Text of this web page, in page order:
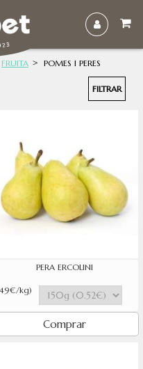
FRUITA POMES I PERES
FILTRAR
PERA ERCOLINI
kg)
Comprar